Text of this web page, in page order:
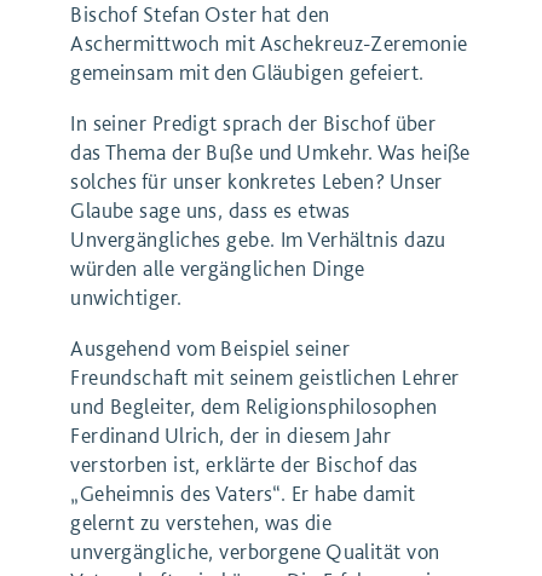
Bischof Stefan Oster hat den
Aschermittwoch mit Aschekreuz-Zeremonie
gemeinsam mit den Gläubigen gefeiert.
In seiner Predigt sprach der Bischof über
das Thema der Buße und Umkehr. Was heiße
solches für unser konkretes Leben? Unser
Glaube sage uns, dass es etwas
Unvergängliches gebe. Im Verhältnis dazu
würden alle vergänglichen Dinge
unwichtiger.
Ausgehend vom Beispiel seiner
Freundschaft mit seinem geistlichen Lehrer
und Begleiter, dem Religionsphilosophen
Ferdinand Ulrich, der in diesem Jahr
verstorben ist, erklärte der Bischof das
„Geheimnis des Vaters“. Er habe damit
gelernt zu verstehen, was die
unvergängliche, verborgene Qualität von